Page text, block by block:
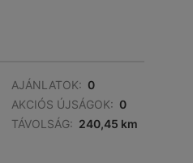
AJÁNLATOK: 0
AKCIÓS ÚJSÁGOK: 0
TÁVOLSÁG: 240,45 km